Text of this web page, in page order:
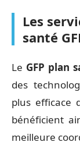
Les
santé
Le GFP plan
des
plus efficace
bénéficient
meilleure